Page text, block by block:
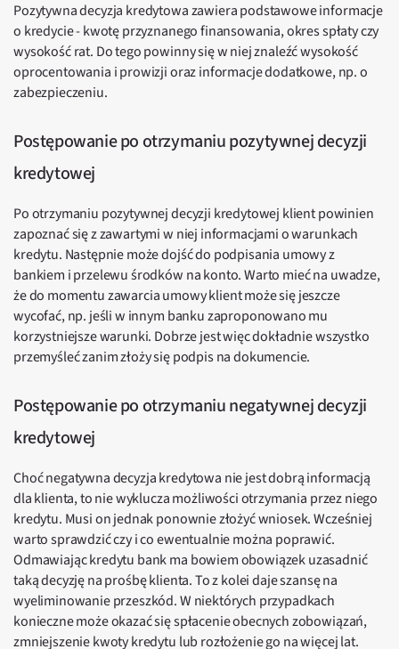
Pozytywna decyzja kredytowa zawiera podstawowe informacje
o kredycie - kwotę przyznanego finansowania, okres spłaty czy
wysokość rat. Do tego powinny się w niej znaleźć wysokość
oprocentowania i prowizji oraz informacje dodatkowe, np. o
zabezpieczeniu.
Postępowanie po otrzymaniu pozytywnej decyzji
kredytowej
Po otrzymaniu pozytywnej decyzji kredytowej klient powinien
zapoznać się z zawartymi w niej informacjami o warunkach
kredytu. Następnie może dojść do podpisania umowy z
bankiem i przelewu środków na konto. Warto mieć na uwadze,
że do momentu zawarcia umowy klient może się jeszcze
wycofać, np. jeśli w innym banku zaproponowano mu
korzystniejsze warunki. Dobrze jest więc dokładnie wszystko
przemyśleć zanim złoży się podpis na dokumencie.
Postępowanie po otrzymaniu negatywnej decyzji
kredytowej
Choć negatywna decyzja kredytowa nie jest dobrą informacją
dla klienta, to nie wyklucza możliwości otrzymania przez niego
kredytu. Musi on jednak ponownie złożyć wniosek. Wcześniej
warto sprawdzić czy i co ewentualnie można poprawić.
Odmawiając kredytu bank ma bowiem obowiązek uzasadnić
taką decyzję na prośbę klienta. To z kolei daje szansę na
wyeliminowanie przeszkód. W niektórych przypadkach
konieczne może okazać się spłacenie obecnych zobowiązań,
zmniejszenie kwoty kredytu lub rozłożenie go na więcej lat.